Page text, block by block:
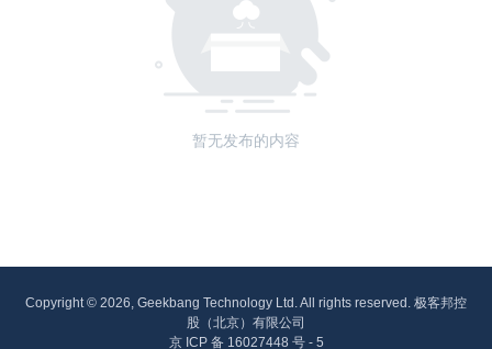
暂无发布的内容
Copyright © 2026, Geekbang Technology Ltd. All rights reserved. 极客邦控
股（北京）有限公司
京 ICP 备 16027448 号 - 5